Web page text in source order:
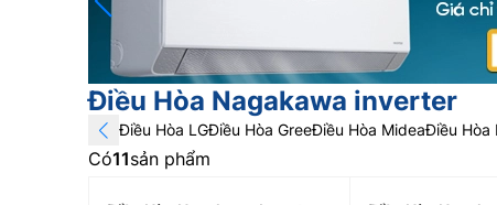
Điều Hòa Nagakawa inverter
Điều Hòa LGĐiều Hòa GreeĐiều Hòa MideaĐiều Hòa
Có11sản phẩm